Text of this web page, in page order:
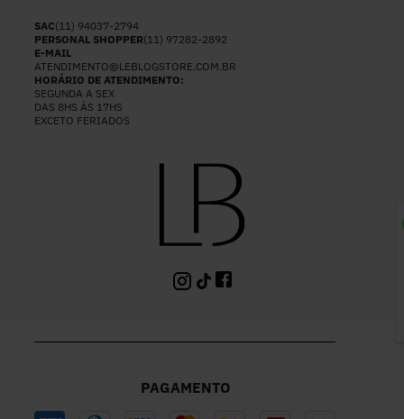
SAC(11) 94037-2794
PERSONAL SHOPPER(11) 97282-2892
E-MAIL
ATENDIMENTO@LEBLOGSTORE.COM.BR
HORÁRIO DE ATENDIMENTO:
SEGUNDA A SEX
DAS 8HS ÀS 17HS
EXCETO FERIADOS
PAGAMENTO